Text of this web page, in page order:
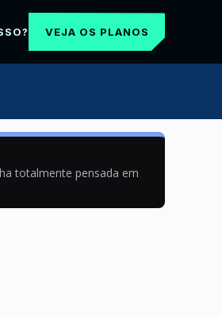
VEJA OS PLANOS
totalmente pensada em